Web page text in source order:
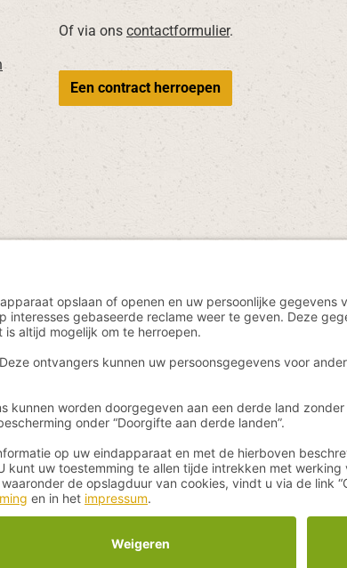
Of via ons contactformulier.
Een contract herroepen
en eventuele bezorgkosten, indien niet anders vermeld.